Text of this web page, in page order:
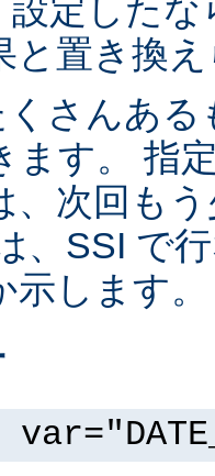
設定した
と置き換
さんあ
ます。 指
、次回も
、SSI で
します。